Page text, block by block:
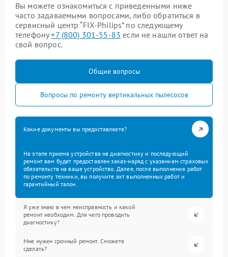
Вы можете ознакомиться с приведенными ниже
часто задаваемыми вопросами, либо обратиться в
сервисный центр “FIX-Philips” по следующему
телефону+7 (800) 301-55-83 если не нашли ответ на
свой вопрос.
Общие вопросы
Вопросы по ремонту вертикальных пылесосов
Какие документы вы предоставляете?
На этапе приема устройства на диагностику и последующий
ремонт вам будет предоставлен заказ-наряд с указанием страховых
обязательств на ваше устройство. Далее, после выполнения работ
по ремонту техники, вы получите акт выполненных работ и
гарантийный талон.
Я уже знаю в чем неисправность и какой
ремонт необходим. Для чего проводить
диагностику?
Мне нужен срочный ремонт. Сможете
сделать?